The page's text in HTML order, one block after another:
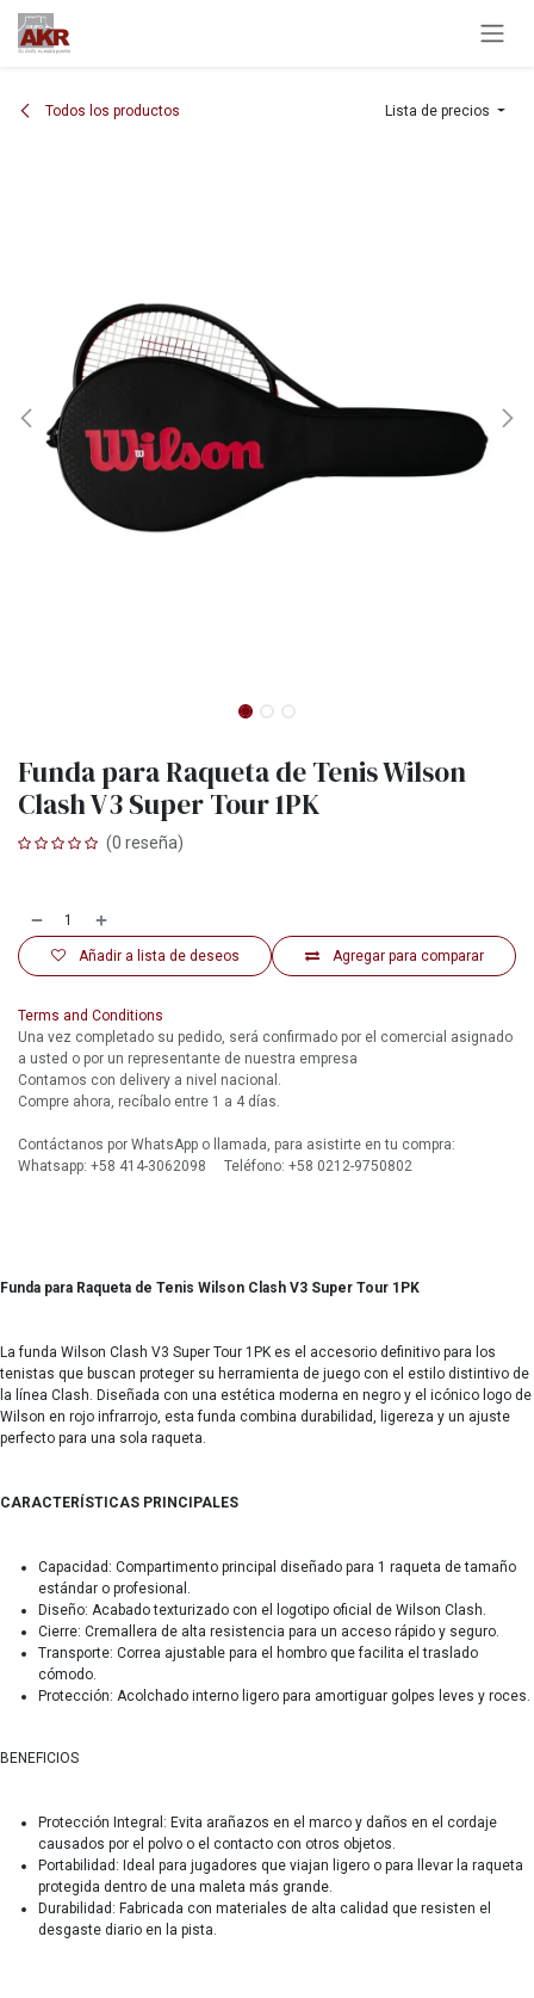
Ir al contenido
Todos los productos Lista de precios
Funda para Raqueta de Tenis Wilson
Clash V3 Super Tour 1PK
(0 reseña)
Agregar para comparar
Añadir a lista de deseos
Terms and Conditions
Una vez completado su pedido, será confirmado por el comercial asignado
a usted o por un representante de nuestra empresa
Contamos con delivery a nivel nacional.
Compre ahora, recíbalo entre 1 a 4 días.
Contáctanos por WhatsApp o llamada, para asistirte en tu compra:
Whatsapp: +58 414-3062098 Teléfono: +58 0212-9750802
Funda para Raqueta de Tenis Wilson Clash V3 Super Tour 1PK
La funda Wilson Clash V3 Super Tour 1PK es el accesorio definitivo para los
tenistas que buscan proteger su herramienta de juego con el estilo distintivo de
la línea Clash. Diseñada con una estética moderna en negro y el icónico logo de
Wilson en rojo infrarrojo, esta funda combina durabilidad, ligereza y un ajuste
perfecto para una sola raqueta.
CARACTERÍSTICAS PRINCIPALES
Capacidad: Compartimento principal diseñado para 1 raqueta de tamaño
estándar o profesional.
Diseño: Acabado texturizado con el logotipo oficial de Wilson Clash.
Cierre: Cremallera de alta resistencia para un acceso rápido y seguro.
Transporte: Correa ajustable para el hombro que facilita el traslado
cómodo.
Protección: Acolchado interno ligero para amortiguar golpes leves y roces.
BENEFICIOS
Protección Integral: Evita arañazos en el marco y daños en el cordaje
causados por el polvo o el contacto con otros objetos.
Portabilidad: Ideal para jugadores que viajan ligero o para llevar la raqueta
protegida dentro de una maleta más grande.
Durabilidad: Fabricada con materiales de alta calidad que resisten el
desgaste diario en la pista.